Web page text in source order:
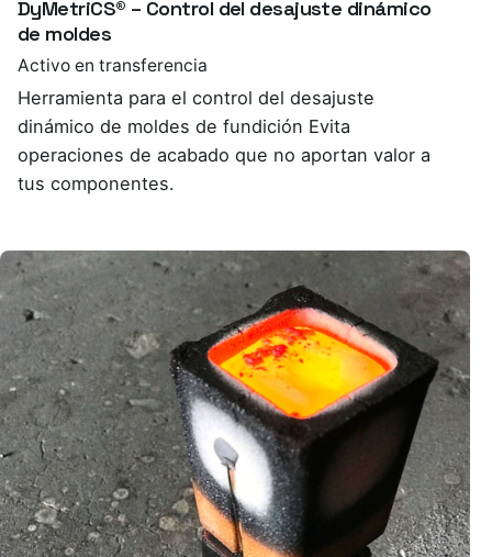
DyMetriCS® – Control del desajuste dinámico
de moldes
Activo en transferencia
Herramienta para el control del desajuste
dinámico de moldes de fundición Evita
operaciones de acabado que no aportan valor a
tus componentes.